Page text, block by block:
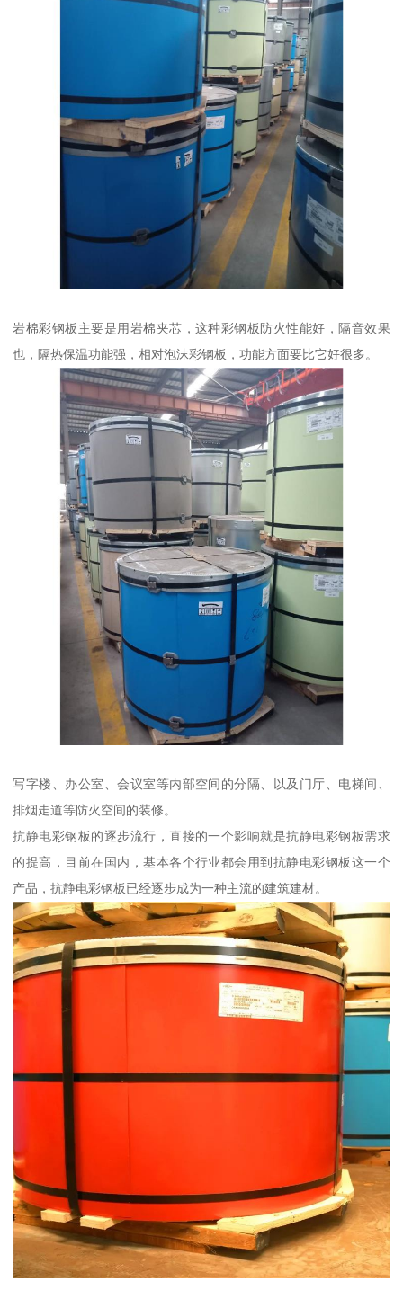
岩棉彩钢板主要是用岩棉夹芯，这种彩钢板防火性能好，隔音效果
也，隔热保温功能强，相对泡沫彩钢板，功能方面要比它好很多。
写字楼、办公室、会议室等内部空间的分隔、以及门厅、电梯间、
排烟走道等防火空间的装修。
抗静电彩钢板的逐步流行，直接的一个影响就是抗静电彩钢板需求
的提高，目前在国内，基本各个行业都会用到抗静电彩钢板这一个
产品，抗静电彩钢板已经逐步成为一种主流的建筑建材。